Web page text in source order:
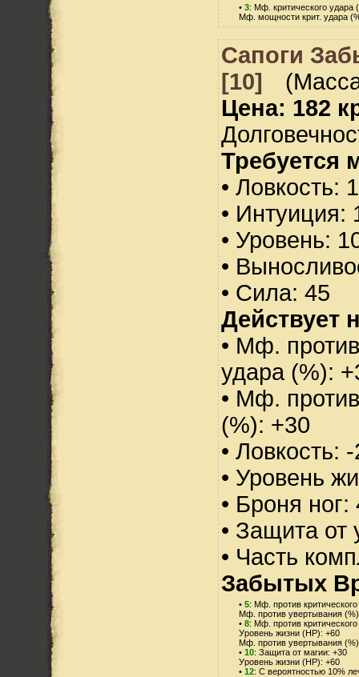
• 3: Мф. критического удара
Мф. мощности крит. удара
Сапоги
[10]
Цена: 182
Требуется
• Ловкость:
• Интуиция:
• Уровень:
•
• Сила: 45
Действует
• Мф.
удара (%):
• Мф.
(%): +30
• Ловкость:
• Уровень
• Броня
• Защита от
• Часть
Забытых
• 5: Мф. против
Мф. против увертывания
• 8: Мф. против
Уровень жизни (HP): +60
Мф. против увертывания
• 10: Защита от магии: +30
Уровень жизни (HP): +60
• 12: С вероятностью 10%